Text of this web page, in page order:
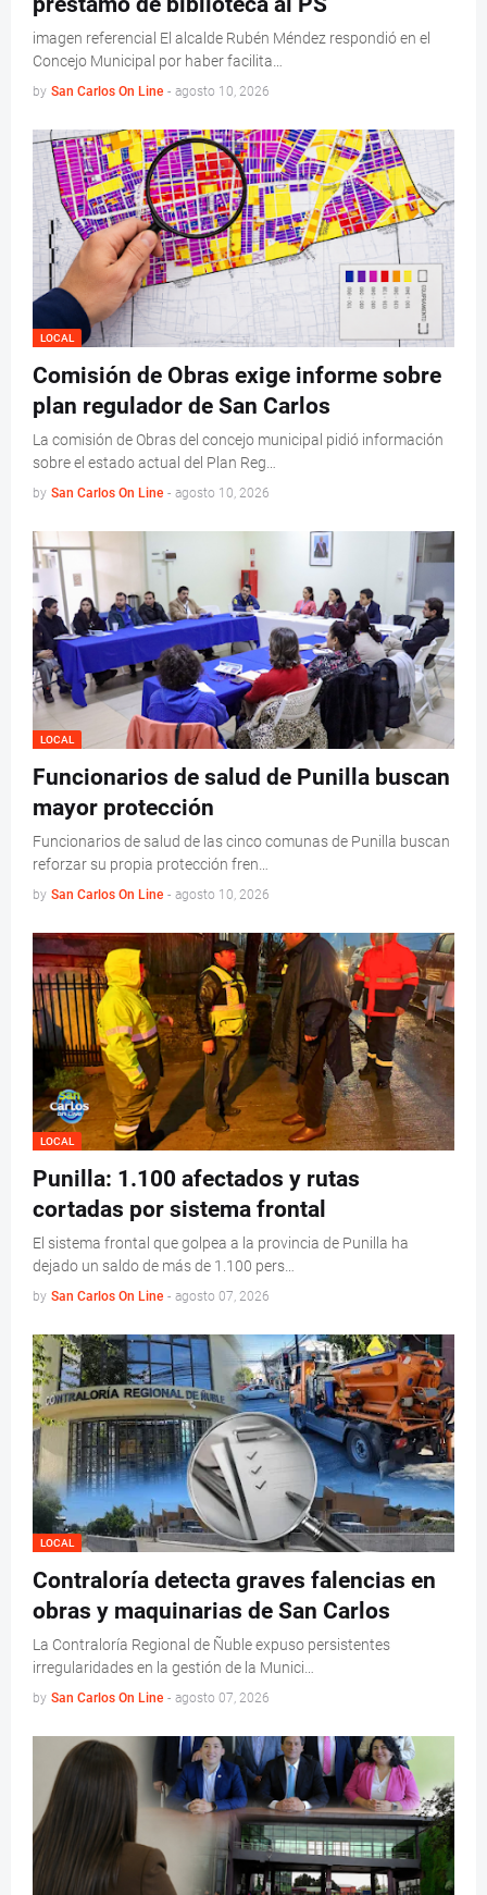
imagen referencial El alcalde Rubén Méndez respondió en el
Concejo Municipal por haber facilita…
by San Carlos On Line - agosto 10, 2026
LOCAL
Comisión de Obras exige informe sobre
plan regulador de San Carlos
La comisión de Obras del concejo municipal pidió información
sobre el estado actual del Plan Reg…
by San Carlos On Line - agosto 10, 2026
LOCAL
Funcionarios de salud de Punilla buscan
mayor protección
Funcionarios de salud de las cinco comunas de Punilla buscan
reforzar su propia protección fren…
by San Carlos On Line - agosto 10, 2026
LOCAL
Punilla: 1.100 afectados y rutas
cortadas por sistema frontal
El sistema frontal que golpea a la provincia de Punilla ha
dejado un saldo de más de 1.100 pers…
by San Carlos On Line - agosto 07, 2026
LOCAL
Contraloría detecta graves falencias en
obras y maquinarias de San Carlos
La Contraloría Regional de Ñuble expuso persistentes
irregularidades en la gestión de la Munici…
by San Carlos On Line - agosto 07, 2026